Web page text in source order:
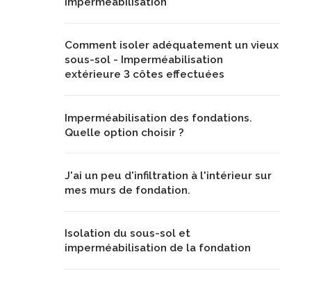
Comment isoler adéquatement un vieux
sous-sol - Imperméabilisation
extérieure 3 côtes effectuées
Imperméabilisation des fondations.
Quelle option choisir ?
J'ai un peu d'infiltration à l'intérieur sur
mes murs de fondation.
Isolation du sous-sol et
imperméabilisation de la fondation